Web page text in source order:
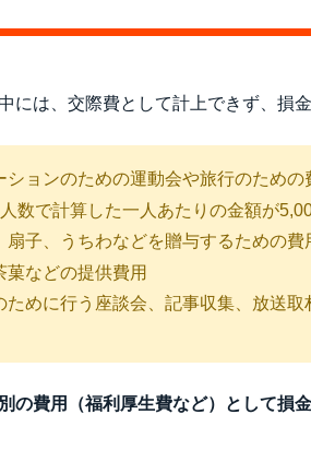
には、交際費として計上できず、損
ションのための運動会や旅行のための
数で計算した一人あたりの金額が
扇子、うちわなどを贈与するための費
などの提供費用
ために行う座談会、記事収集、放送取
の費用（福利厚生費など）として損金